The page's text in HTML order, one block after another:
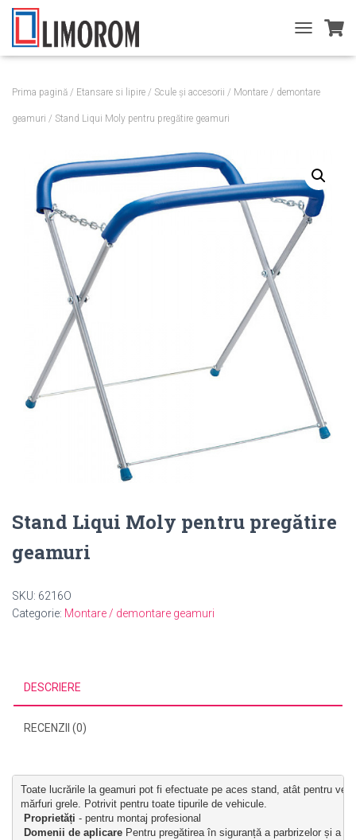
O
G
A
T
Prima pagină / Etansare si lipire / Scule și accesorii / Montare / demontare
geamuri / Stand Liqui Moly pentru pregătire geamuri
Stand Liqui Moly pentru pregătire
geamuri
SKU: 6216O
Categorie: Montare / demontare geamuri
DESCRIERE
RECENZII (0)
Toate lucrările la geamuri pot fi efectuate pe aces stand, atât pentru
mărfuri grele. Potrivit pentru toate tipurile de vehicule.
Proprietăți - pentru montaj profesional
Domenii de aplicare Pentru pregătirea în siguranță a parbrizelor și a